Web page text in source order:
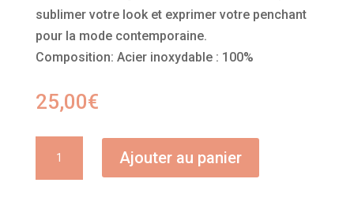
sublimer votre look et exprimer votre penchant
pour la mode contemporaine.
Composition: Acier inoxydable : 100%
25,00€
Ajouter au panier